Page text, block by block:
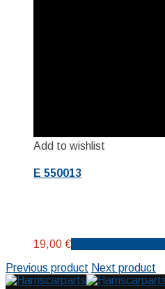
Add to wishlist
E 550013
19,00 €
Previous product Next product